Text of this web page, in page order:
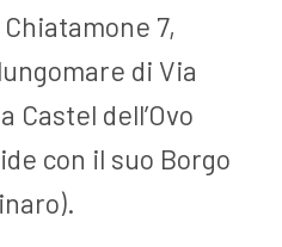
7,
di Via
Castel dell’Ovo
con il suo Borgo